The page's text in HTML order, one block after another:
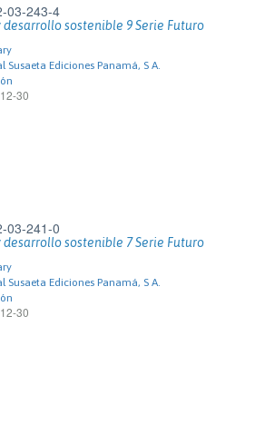
03-243-4
sostenible 9 Serie Futuro
Susaeta Ediciones Panamá, S A.
30
03-241-0
sostenible 7 Serie Futuro
Susaeta Ediciones Panamá, S A.
30